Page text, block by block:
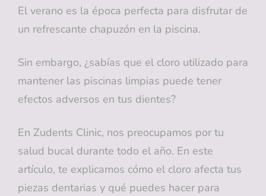
El verano es la época perfecta para disfrutar de
un refrescante chapuzón en la piscina.
Sin embargo, ¿sabías que el cloro utilizado para
mantener las piscinas limpias puede tener
efectos adversos en tus dientes?
En Zudents Clinic, nos preocupamos por tu
salud bucal durante todo el año. En este
artículo, te explicamos cómo el cloro afecta tus
piezas dentarias y qué puedes hacer para